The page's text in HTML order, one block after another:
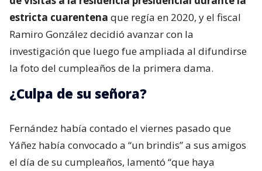
estricta cuarentena que regía en 2020, y el fiscal
Ramiro González decidió avanzar con la
investigación que luego fue ampliada al difundirse
la foto del cumpleaños de la primera dama.
¿Culpa de su señora?
Fernández había contado el viernes pasado que
Yáñez había convocado a “un brindis” a sus amigos
el día de su cumpleaños, lamentó “que haya